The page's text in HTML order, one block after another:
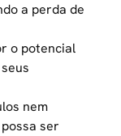
a perda de
o potencial
nem
ser